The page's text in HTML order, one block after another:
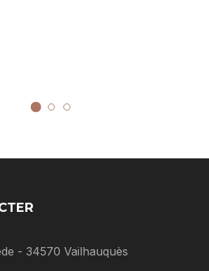
- 34570 Vailhauquès